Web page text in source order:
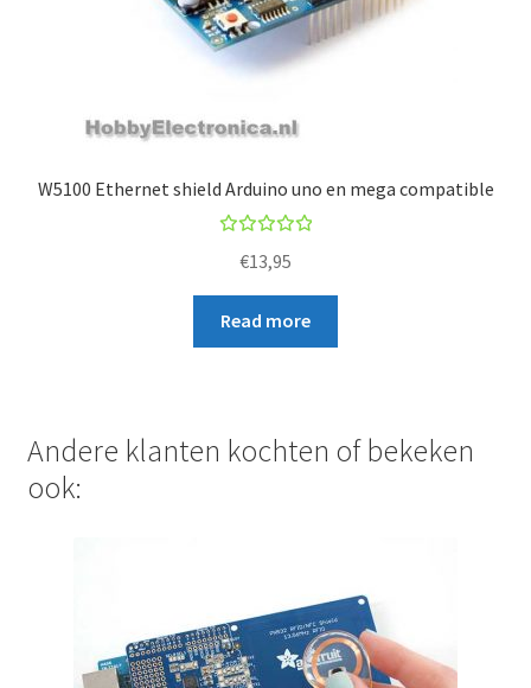
W5100 Ethernet shield Arduino uno en mega compatible
out
of 5
€13,95
Read more
Andere klanten kochten of bekeken
ook: